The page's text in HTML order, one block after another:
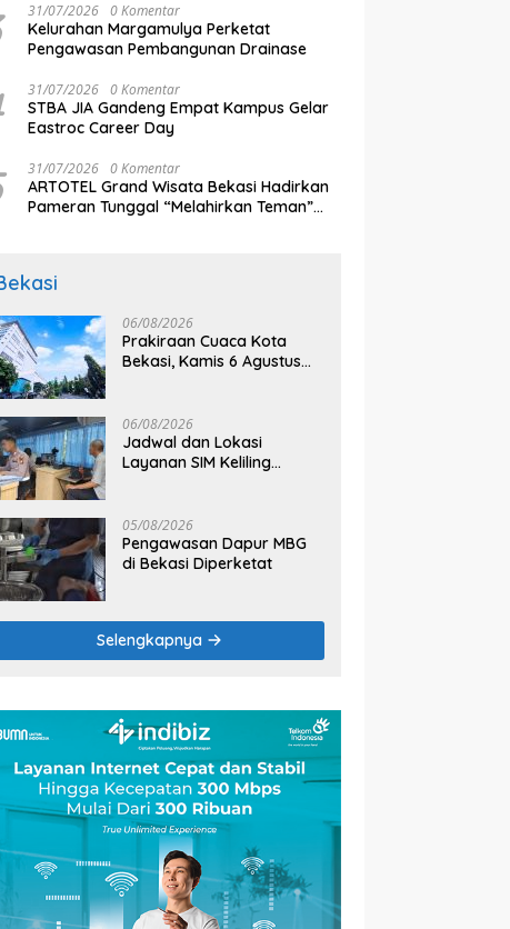
31/07/2026 0 Komentar
Kelurahan Margamulya Perketat
Pengawasan Pembangunan Drainase
31/07/2026 0 Komentar
STBA JIA Gandeng Empat Kampus Gelar
Eastroc Career Day
31/07/2026 0 Komentar
ARTOTEL Grand Wisata Bekasi Hadirkan
Pameran Tunggal “Melahirkan Teman”
06/08/2026
Prakiraan Cuaca Kota
Bekasi, Kamis 6 Agustus
06/08/2026
Jadwal dan Lokasi
Layanan SIM Keliling
05/08/2026
Pengawasan Dapur MBG
di Bekasi Diperketat
Selengkapnya